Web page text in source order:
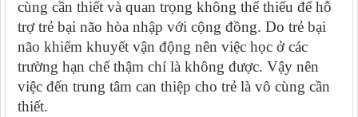
cùng cần thiết và quan trọng không thể thiếu để hỗ
trợ trẻ bại não hòa nhập với cộng đồng. Do trẻ bại
não khiếm khuyết vận động nên việc học ở các
trường hạn chế thậm chí là không được. Vậy nên
việc đến trung tâm can thiệp cho trẻ là vô cùng cần
thiết.